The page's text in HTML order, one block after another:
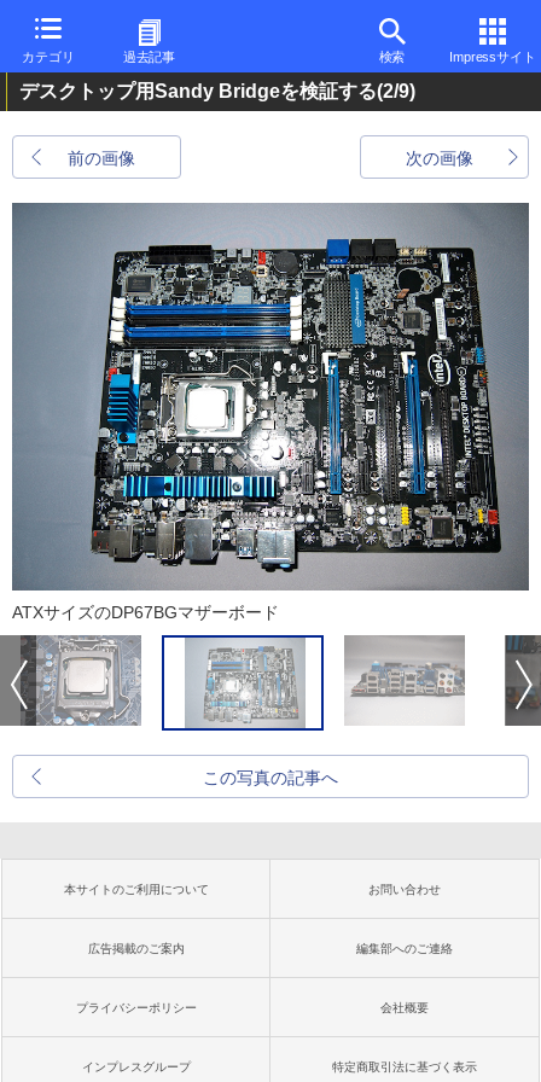
カテゴリ 過去記事 検索 Impressサイト
デスクトップ用Sandy Bridgeを検証する(2/9)
前の画像 次の画像
ATXサイズのDP67BGマザーボード
この写真の記事へ
本サイトのご利用について お問い合わせ
広告掲載のご案内 編集部へのご連絡
プライバシーポリシー 会社概要
インプレスグループ 特定商取引法に基づく表示